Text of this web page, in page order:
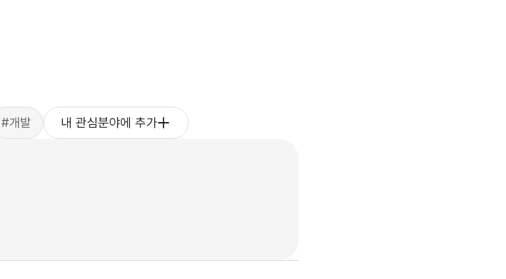
#개발 내 관심분야에 추가